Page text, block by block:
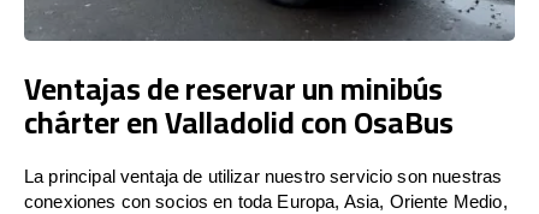
Ventajas de reservar un minibús
chárter en Valladolid con OsaBus
La principal ventaja de utilizar nuestro servicio son nuestras
conexiones con socios en toda Europa, Asia, Oriente Medio,